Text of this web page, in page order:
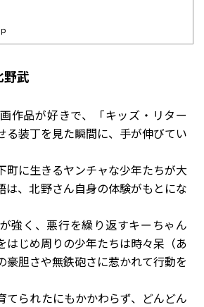
武
作品が好きで、「キッズ・リター
る装丁を見た瞬間に、手が伸びてい
に生きるヤンチャな少年たちが大
は、北野さん自身の体験がもとにな
強く、悪行を繰り返すキーちゃん
はじめ周りの少年たちは時々呆（あ
豪胆さや無鉄砲さに惹かれて行動を
られたにもかかわらず、どんどん